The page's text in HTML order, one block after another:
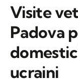
Visite
Padova
ucraini